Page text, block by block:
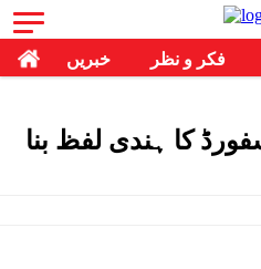
خبریں فکر و نظر
آکسفورڈ کا ہندی لفظ بنا